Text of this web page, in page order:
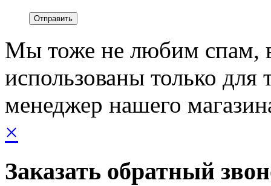
Мы тоже не любим спам,
использованы только для
менеджер нашего
×
Заказать обратный